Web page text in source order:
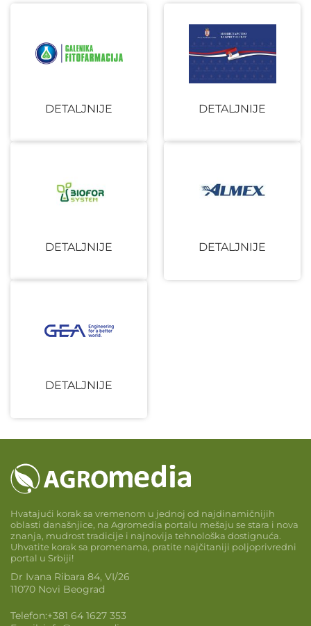
DETALJNIJE DETALJNIJE
DETALJNIJE DETALJNIJE
DETALJNIJE
Hvatajući korak sa vremenom u jednoj od najdinamičnijih
oblasti današnjice, na Agromedia portalu mešaju se stara i nova
znanja, mudrost tradicije i najnovija tehnološka dostignuća.
Uhvatite korak sa promenama, pratite najčitaniji poljoprivredni
portal u Srbiji!
Dr Ivana Ribara 84, VI/26
11070 Novi Beograd
Telefon:+381 64 1627 353